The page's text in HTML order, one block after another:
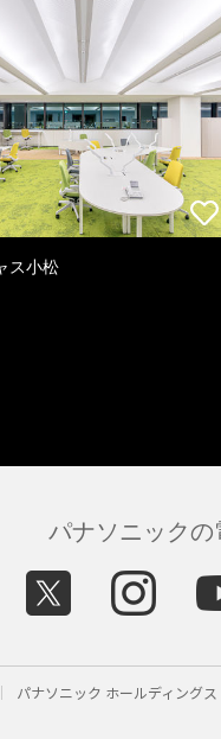
ス小松
パナソニックの
パナソニック ホールディングス